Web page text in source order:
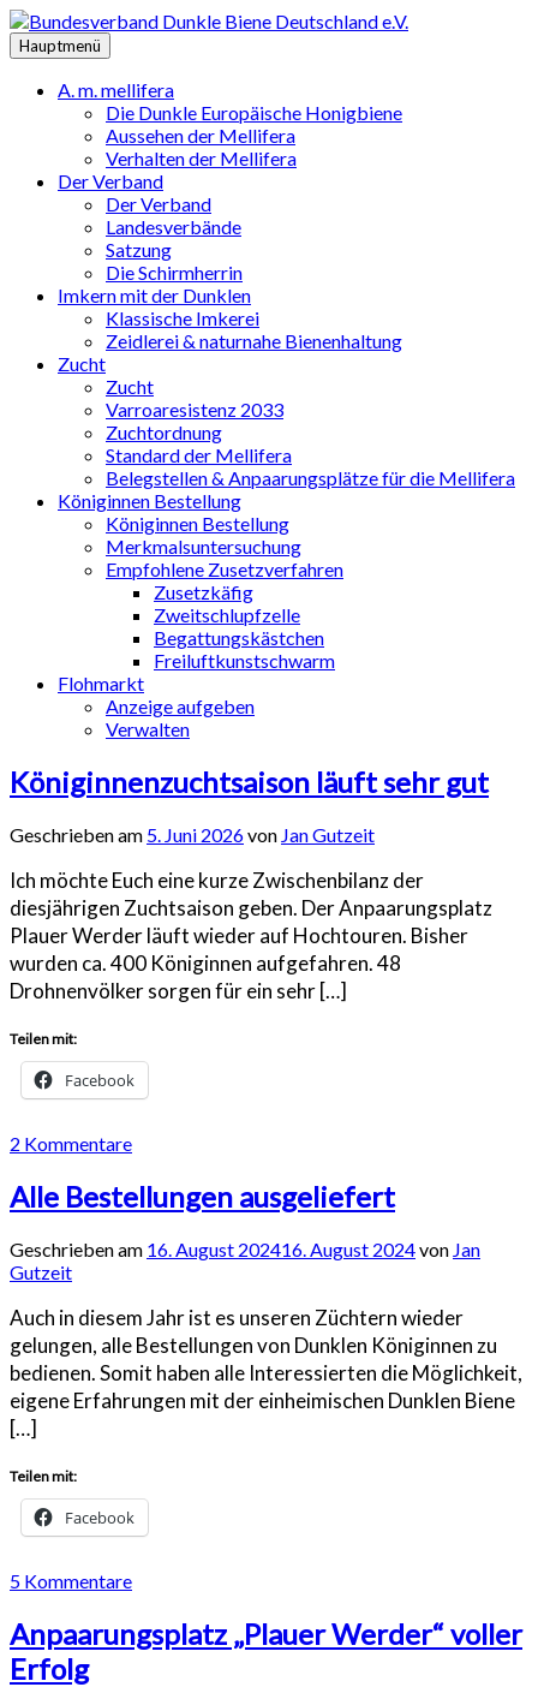
Zum
Inhalt
springen
Hauptmenü
A. m. mellifera
Die Dunkle Europäische Honigbiene
Aussehen der Mellifera
Verhalten der Mellifera
Der Verband
Der Verband
Landesverbände
Satzung
Die Schirmherrin
Imkern mit der Dunklen
Klassische Imkerei
Zeidlerei & naturnahe Bienenhaltung
Zucht
Zucht
Varroaresistenz 2033
Zuchtordnung
Standard der Mellifera
Belegstellen & Anpaarungsplätze für die Mellifera
Königinnen Bestellung
Königinnen Bestellung
Merkmalsuntersuchung
Empfohlene Zusetzverfahren
Zusetzkäfig
Zweitschlupfzelle
Begattungskästchen
Freiluftkunstschwarm
Flohmarkt
Anzeige aufgeben
Verwalten
Königinnenzuchtsaison läuft sehr gut
Geschrieben am 5. Juni 2026von Jan Gutzeit
Ich möchte Euch eine kurze Zwischenbilanz der
diesjährigen Zuchtsaison geben. Der Anpaarungsplatz
Plauer Werder läuft wieder auf Hochtouren. Bisher
wurden ca. 400 Königinnen aufgefahren. 48
Drohnenvölker sorgen für ein sehr […]
Teilen mit:
Facebook
2 Kommentare
Alle Bestellungen ausgeliefert
Geschrieben am 16. August 202416. August 2024von Jan
Gutzeit
Auch in diesem Jahr ist es unseren Züchtern wieder
gelungen, alle Bestellungen von Dunklen Königinnen zu
bedienen. Somit haben alle Interessierten die Möglichkeit,
eigene Erfahrungen mit der einheimischen Dunklen Biene
[…]
Teilen mit:
Facebook
5 Kommentare
Anpaarungsplatz „Plauer Werder“ voller
Erfolg